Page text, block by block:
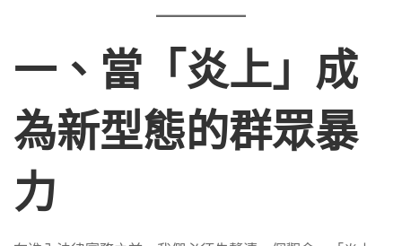
與
警
察
一、當「炎上」成
為新型態的群眾暴
力